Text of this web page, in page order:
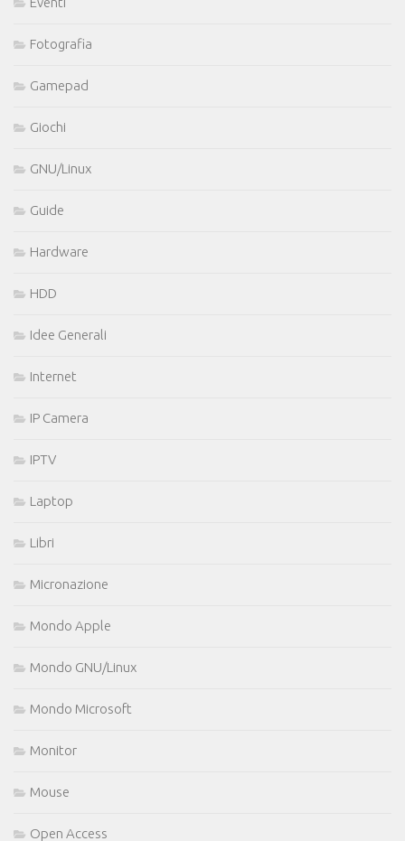
Fotografia
Gamepad
Giochi
GNU/Linux
Guide
Hardware
HDD
Idee Generali
Internet
IP Camera
IPTV
Laptop
Libri
Micronazione
Mondo Apple
Mondo GNU/Linux
Mondo Microsoft
Monitor
Mouse
Open Access